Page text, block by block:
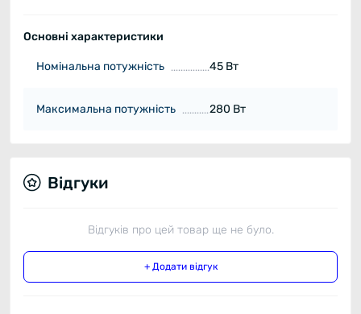
Основні характеристики
Номінальна потужність 45 Вт
Максимальна потужність 280 Вт
Відгуки
Відгуків про цей товар ще не було.
+ Додати відгук